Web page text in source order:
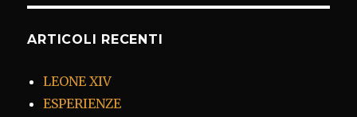
ARTICOLI RECENTI
LEONE XIV
ESPERIENZE